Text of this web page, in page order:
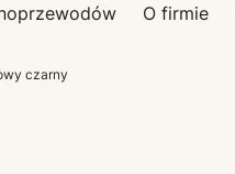
O firmie
czarny